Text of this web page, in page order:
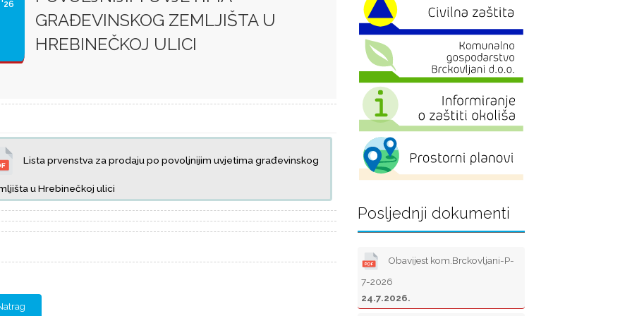
'26
GRAĐEVINSKOG ZEMLJIŠTA U
HREBINEČKOJ ULICI
Lista prvenstva za prodaju po povoljnijim uvjetima građevinskog
u Hrebinečkoj ulici
Posljednji dokumenti
Obavijest kom.Brckovljani-P-
7-2026
24.7.2026.